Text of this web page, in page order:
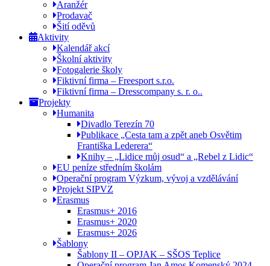
Aranžér
Prodavač
Šití oděvů
Aktivity
Kalendář akcí
Školní aktivity
Fotogalerie školy
Fiktivní firma – Freesport s.r.o.
Fiktivní firma – Dresscompany s. r. o..
Projekty
Humanita
Divadlo Terezín 70
Publikace „Cesta tam a zpět aneb Osvětim
Františka Lederera“
Knihy – „Lidice můj osud“ a „Rebel z Lidic“
EU peníze středním školám
Operační program Výzkum, vývoj a vzdělávání
Projekt SIPVZ
Erasmus
Erasmus+ 2016
Erasmus+ 2020
Erasmus+ 2026
Šablony
Šablony II – OPJAK – SŠOS Teplice